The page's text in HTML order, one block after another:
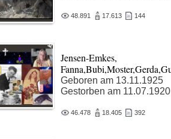
48.891 17.613 144
Jensen-Emkes,
Geboren am 13.11.1925
Gestorben am 11.07.1920
46.478 18.405 392